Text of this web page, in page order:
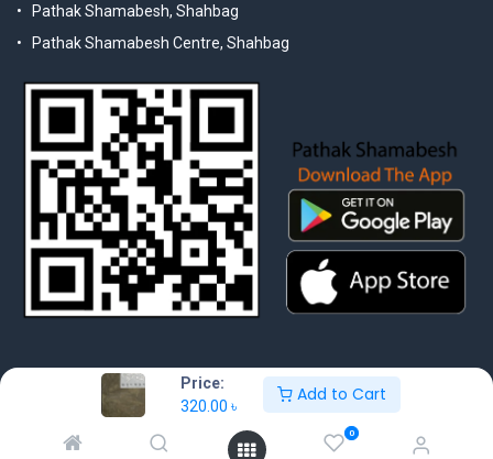
Price:
320.00 ৳
Add to Cart
0
Pathak Shamabesh, Shahbag
Pathak Shamabesh Centre, Shahbag
© 2025 Pathak Shamabesh. Developed by Metamorphosis Ltd. |
Terms & Conditions | Privacy Policy